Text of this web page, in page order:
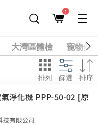
1
大灣區體檢 寵物健
排列 篩選 排序
淨化機 PPP-50-02 [原
技有限公司